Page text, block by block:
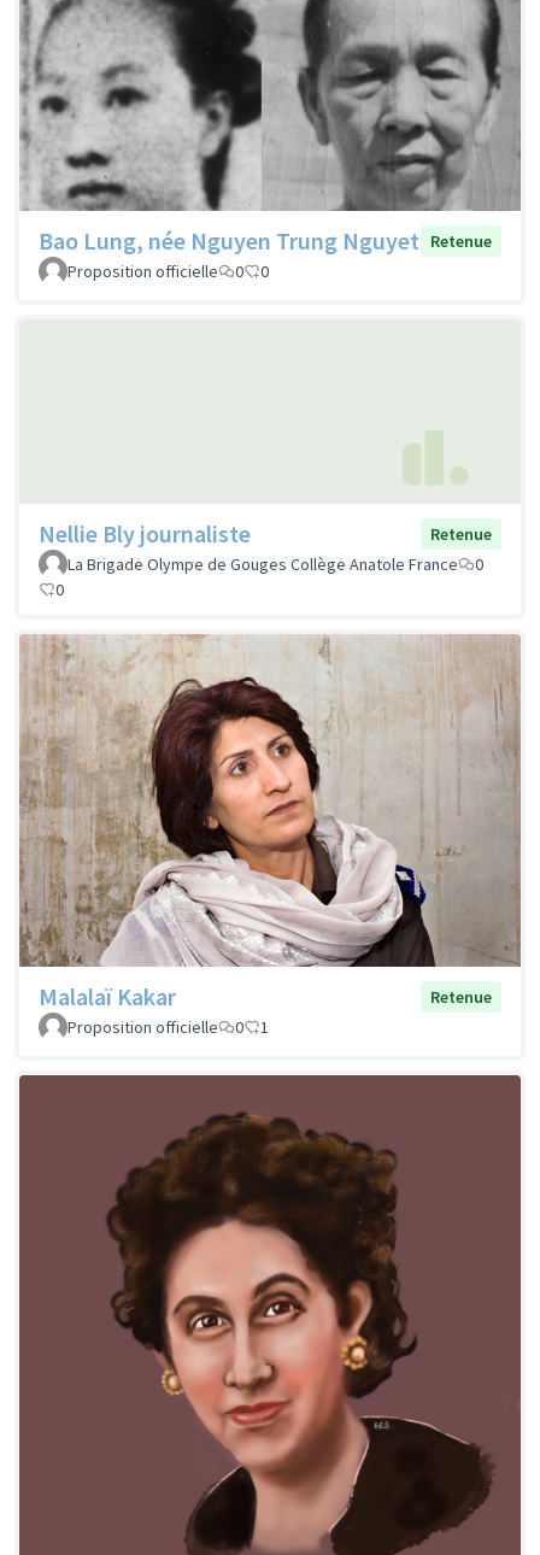
Bao Lung, née Nguyen Trung Nguyet
Retenue
Proposition officielle
0 0
Nellie Bly journaliste
Retenue
La Brigade Olympe de Gouges Collège Anatole France
0
0
Malalaï Kakar
Retenue
Proposition officielle
0 1